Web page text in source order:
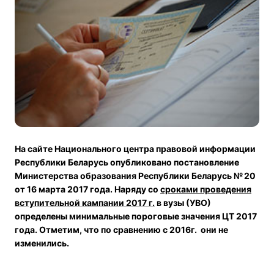
На сайте Национального центра правовой информации
Республики Беларусь опубликовано постановление
Министерства образования Республики Беларусь№ 20
от 16 марта 2017 года. Наряду со сроками проведения
вступительной кампании 2017 г.в вузы (УВО)
определены минимальные пороговые значения ЦТ 2017
года.Отметим, что по сравнению с 2016г. они не
изменились.